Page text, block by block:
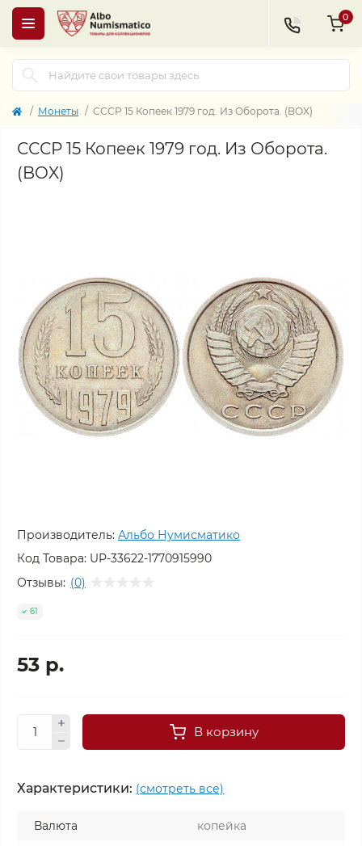
0
Монеты СССР 15 Копеек 1979 год. Из Оборота. (BOX)
СССР 15 Копеек 1979 год. Из Оборота.
(BOX)
Производитель: Альбо Нумисматико
Код Товара: UP-33622-1770915990
Отзывы: (0)
61
53 р.
В корзину
Характеристики: (смотреть все)
Валюта
копейка